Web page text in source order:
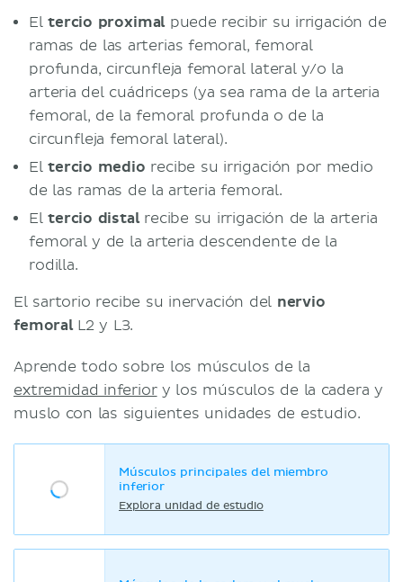
Eltercio proximalpuede recibir su irrigación de
ramas de las arterias femoral, femoral
profunda, circunfleja femoral lateral y/o la
arteria del cuádriceps (ya sea rama de la arteria
femoral, de la femoral profunda o de la
circunfleja femoral lateral).
Eltercio medio recibe su irrigación por medio
de las ramas de la arteria femoral.
Eltercio distalrecibe su irrigación de la arteria
femoral y de la arteria descendente de la
rodilla.
El sartorio recibe su inervación del nervio
femoral L2 y L3.
Aprende todo sobre los músculos de la
extremidad inferiory los músculos de la cadera y
muslo con las siguientes unidades de estudio.
Músculos principales del miembro
inferior
Explora unidad de estudio